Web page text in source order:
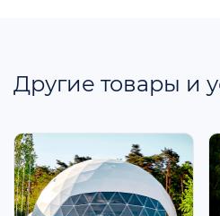
Другие товары и